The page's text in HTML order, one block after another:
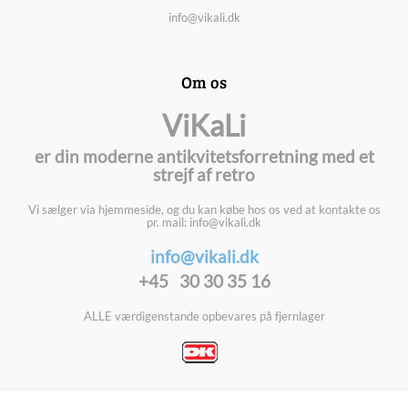
info@vikali.dk
Om os
ViKaLi
er din moderne antikvitetsforretning med et
strejf af retro
Vi sælger via hjemmeside, og du kan købe hos os ved at kontakte os
pr. mail: info@vikali.dk
info@vikali.dk
+45 30 30 35 16
ALLE værdigenstande opbevares på fjernlager